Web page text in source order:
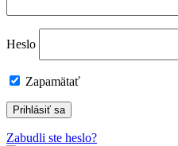
Heslo
Zapamätať
Zabudli ste heslo?